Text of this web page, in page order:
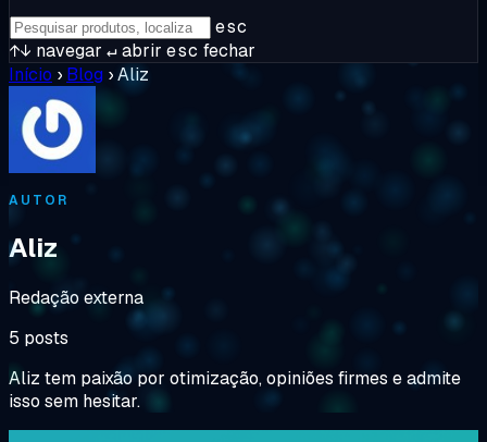
esc
↑↓ navegar ↵abrir esc fechar
Início › Blog ›Aliz
AUTOR
Aliz
Redação externa
5 posts
Aliz tem paixão por otimização, opiniões firmes e admite
isso sem hesitar.